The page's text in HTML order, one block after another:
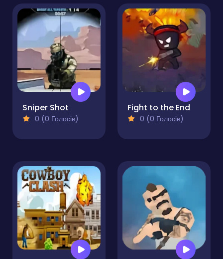
Sniper Shot
0 (0 Голосів)
Fight to the End
0 (0 Голосів)